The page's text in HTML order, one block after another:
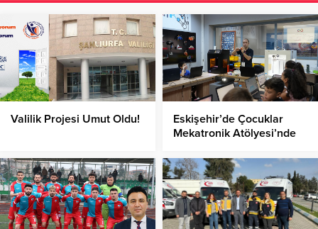
Valilik Projesi Umut Oldu!
Eskişehir’de Çocuklar
Mekatronik Atölyesi’nde